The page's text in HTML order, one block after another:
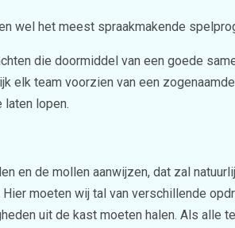
wel het meest spraakmakende
die doormiddel van een goede
team voorzien van een zogenaamde
lopen.
en de mollen aanwijzen, dat zal
moeten wij tal van verschillende
uit de kast moeten halen. Als alle